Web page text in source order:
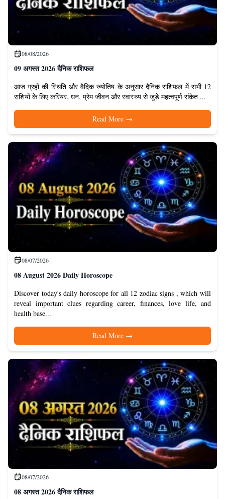
08/08/2026
09 अगस्त 2026 दैनिक राशिफल
आज ग्रहों की स्थिति और वैदिक ज्योतिष के अनुसार दैनिक राशिफल में सभी 12
राशियों के लिए करियर, धन, प्रेम जीवन और स्वास्थ्य से जुड़े महत्वपूर्ण संकेत ...
Read More →
08/07/2026
08 August 2026 Daily Horoscope
Discover today's daily horoscope for all 12 zodiac signs , which will
reveal important clues regarding career, finances, love life, and
health base...
Read More →
08/07/2026
08 अगस्त 2026 दैनिक राशिफल